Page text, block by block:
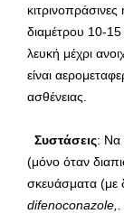
κιτρινοπράσινες
διαμέτρου 10-15
λευκή μέχρι
είναι
ασθένειας.
Συστάσεις: Να
(μόνο όταν
σκευάσματα (με
difenoconazole,.